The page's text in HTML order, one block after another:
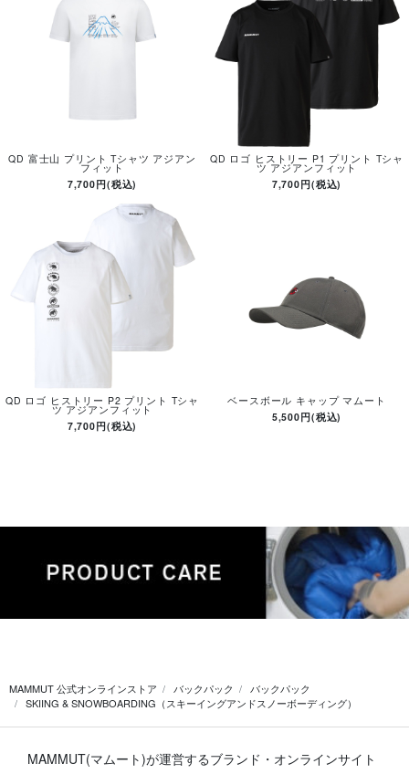
QD 富士山 プリント Tシャツ アジアン
フィット
7,700円(税込)
QD ロゴ ヒストリー P1 プリント Tシャ
ツ アジアンフィット
7,700円(税込)
QD ロゴ ヒストリー P2 プリント Tシャ
ツ アジアンフィット
7,700円(税込)
ベースボール キャップ マムート
5,500円(税込)
MAMMUT 公式オンラインストア バックパック
バックパック
SKIING & SNOWBOARDING（スキーイングアンドスノーボーディング）
MAMMUT(マムート)が運営するブランド・オンラインサイト